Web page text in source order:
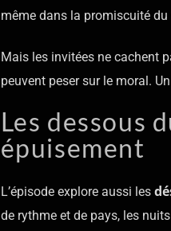
même dans la promiscuité du
Mais les invitées ne cachent
peuvent peser sur le moral.
Les dessous
épuisement
L’épisode explore aussi les
de rythme et de pays, les